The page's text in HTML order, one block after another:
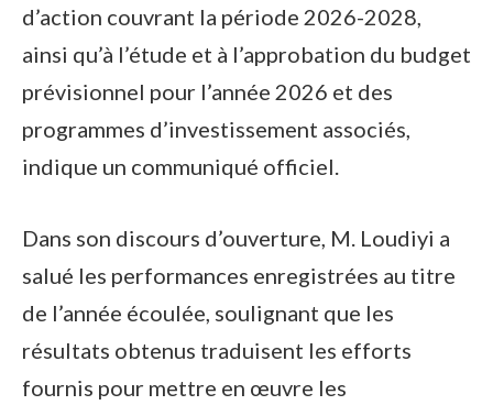
d’action couvrant la période 2026-2028,
ainsi qu’à l’étude et à l’approbation du budget
prévisionnel pour l’année 2026 et des
programmes d’investissement associés,
indique un communiqué officiel.
Dans son discours d’ouverture, M. Loudiyi a
salué les performances enregistrées au titre
de l’année écoulée, soulignant que les
résultats obtenus traduisent les efforts
fournis pour mettre en œuvre les